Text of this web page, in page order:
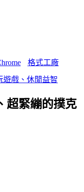
格式工廠
遊戲、休閒益智
超緊繃的撲克